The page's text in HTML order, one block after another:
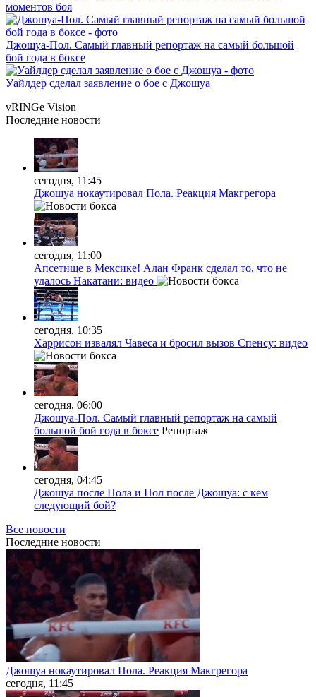
моментов боя
Джошуа-Пол. Самый главный репортаж на самый большой
бой года в боксе
Уайлдер сделал заявление о бое с Джошуа
vRINGe Vision
Последние новости
сегодня, 11:45
Джошуа нокаутировал Пола. Реакция Макгрегора
сегодня, 11:00
Апсетище в Мексике! Алан Франк сделал то, что не
удалось Накатани: видео
сегодня, 10:35
Харрисон извалял Чавеса и бросил вызов Спенсу: видео
сегодня, 06:00
Джошуа-Пол. Самый главный репортаж на самый
большой бой года в боксе Репортаж
сегодня, 04:45
Джошуа после Пола и Пол после Джошуа: с кем
следующий бой?
Все новости
Последние новости
Джошуа нокаутировал Пола. Реакция Макгрегора
сегодня, 11:45